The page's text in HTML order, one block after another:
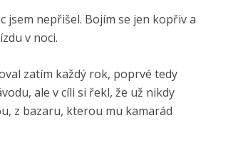
jsem nepřišel. Bojím se jen kopřiv a
v noci.
zatím každý rok, poprvé tedy
ale v cíli si řekl, že už nikdy
z bazaru, kterou mu kamarád